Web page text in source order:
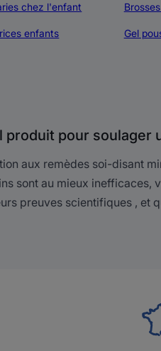
chez l'enfant
enfants Gel
produit pour soulager
aux remèdes soi-disant
sont au mieux inefficaces,
preuves scientifiques , et